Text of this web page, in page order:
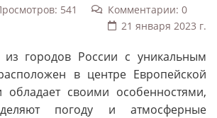
541
Комментарии: 0
21 января 2023 г.
городов России с уникальным
в центре Европейской
обладает своими особенностями,
погоду и атмосферные